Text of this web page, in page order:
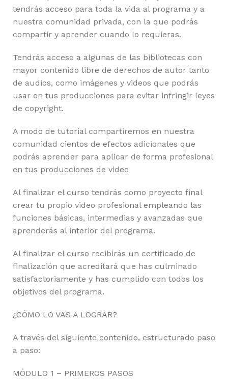
tendrás acceso para toda la vida al programa y a
nuestra comunidad privada, con la que podrás
compartir y aprender cuando lo requieras.
Tendrás acceso a algunas de las bibliotecas con
mayor contenido libre de derechos de autor tanto
de audios, como imágenes y videos que podrás
usar en tus producciones para evitar infringir leyes
de copyright.
A modo de tutorial compartiremos en nuestra
comunidad cientos de efectos adicionales que
podrás aprender para aplicar de forma profesional
en tus producciones de video
Al finalizar el curso tendrás como proyecto final
crear tu propio video profesional empleando las
funciones básicas, intermedias y avanzadas que
aprenderás al interior del programa.
Al finalizar el curso recibirás un certificado de
finalización que acreditará que has culminado
satisfactoriamente y has cumplido con todos los
objetivos del programa.
¿CÓMO LO VAS A LOGRAR?
A través del siguiente contenido, estructurado paso
a paso:
MÓDULO 1 – PRIMEROS PASOS